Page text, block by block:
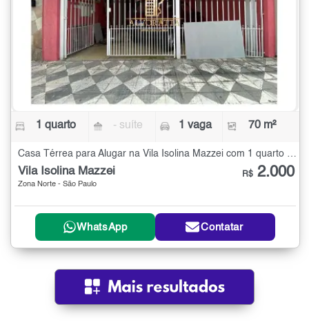
1 quarto - suíte 1 vaga 70 m²
Casa Térrea para Alugar na Vila Isolina Mazzei com 1 quarto - 70 m²
Vila Isolina Mazzei
Zona Norte - São Paulo
R$ 2.000
WhatsApp Contatar